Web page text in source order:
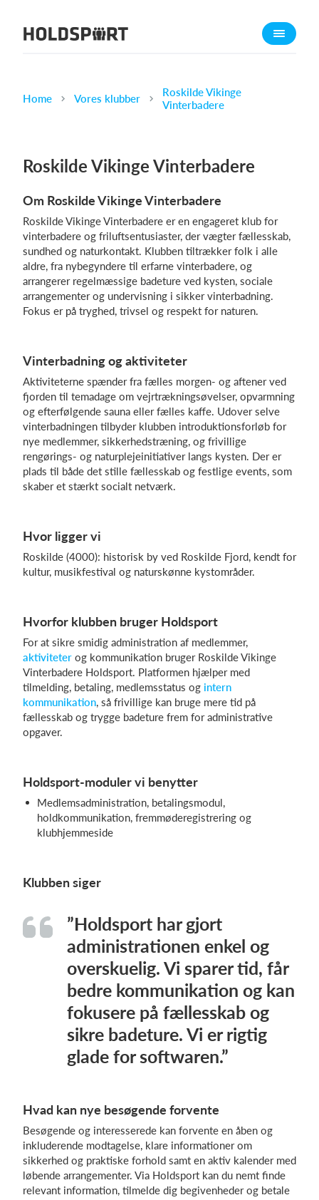
Om Holdsport
Karriere
Funktioner
Kontingentopkrævning
Hjemmeside
Webshop
Billetsystem
Hvad koster det?
Log på
Home Vores klubber
Roskilde Vikinge
Vinterbadere
Roskilde Vikinge Vinterbadere
Om Roskilde Vikinge Vinterbadere
Roskilde Vikinge Vinterbadere er en engageret klub for
vinterbadere og friluftsentusiaster, der vægter fællesskab,
sundhed og naturkontakt. Klubben tiltrækker folk i alle
aldre, fra nybegyndere til erfarne vinterbadere, og
arrangerer regelmæssige badeture ved kysten, sociale
arrangementer og undervisning i sikker vinterbadning.
Fokus er på tryghed, trivsel og respekt for naturen.
Vinterbadning og aktiviteter
Aktiviteterne spænder fra fælles morgen- og aftener ved
fjorden til temadage om vejrtrækningsøvelser, opvarmning
og efterfølgende sauna eller fælles kaffe. Udover selve
vinterbadningen tilbyder klubben introduktionsforløb for
nye medlemmer, sikkerhedstræning, og frivillige
rengørings- og naturplejeinitiativer langs kysten. Der er
plads til både det stille fællesskab og festlige events, som
skaber et stærkt socialt netværk.
Hvor ligger vi
Roskilde (4000): historisk by ved Roskilde Fjord, kendt for
kultur, musikfestival og naturskønne kystområder.
Hvorfor klubben bruger Holdsport
For at sikre smidig administration af medlemmer,
aktiviteter og kommunikation bruger Roskilde Vikinge
Vinterbadere Holdsport. Platformen hjælper med
tilmelding, betaling, medlemsstatus og intern
kommunikation, så frivillige kan bruge mere tid på
fællesskab og trygge badeture frem for administrative
opgaver.
Holdsport-moduler vi benytter
Medlemsadministration, betalingsmodul,
holdkommunikation, fremmøderegistrering og
klubhjemmeside
Klubben siger
”Holdsport har gjort
administrationen enkel og
overskuelig. Vi sparer tid, får
bedre kommunikation og kan
fokusere på fællesskab og
sikre badeture. Vi er rigtig
glade for softwaren.”
Hvad kan nye besøgende forvente
Besøgende og interesserede kan forvente en åben og
inkluderende modtagelse, klare informationer om
sikkerhed og praktiske forhold samt en aktiv kalender med
løbende arrangementer. Via Holdsport kan du nemt finde
relevant information, tilmelde dig begivenheder og betale